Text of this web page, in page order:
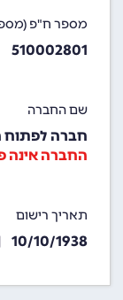
מספר ח"פ
510002801
שם החברה
חברה
החברה אינה
תאריך רישום
10/10/1938